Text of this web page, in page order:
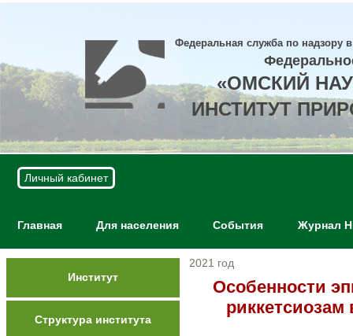
Федеральная служба по надзору
«ОМСКИЙ
ИНСТИТУТ
Личный кабинет
Главная Для населения События Журнал
Институт
Структура института
2021 год
Особенности
риккетсиозам